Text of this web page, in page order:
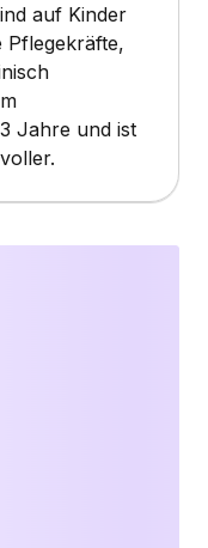
auf Kinder
Pflegekräfte,
Jahre und ist